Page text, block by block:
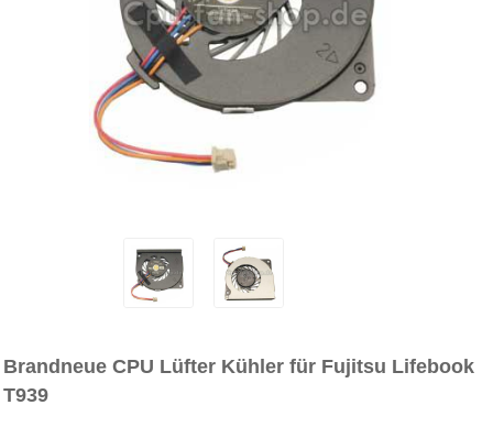
Brandneue CPU Lüfter Kühler für Fujitsu Lifebook
T939